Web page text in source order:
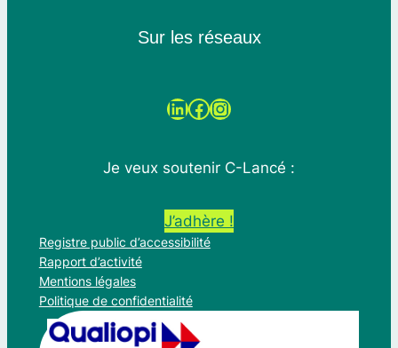
Sur les réseaux
LinkedIn Facebook Instagram
Je veux soutenir C-Lancé :
J’adhère !
Registre public d’accessibilité
Rapport d’activité
Mentions légales
Politique de confidentialité